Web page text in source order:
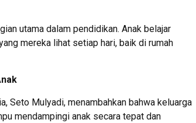
utama dalam pendidikan. Anak belajar
mereka lihat setiap hari, baik di rumah
Seto Mulyadi, menambahkan bahwa keluarga
mendampingi anak secara tepat dan